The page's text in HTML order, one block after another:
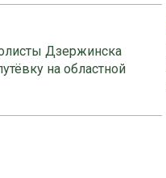
Дзержинска
на областной